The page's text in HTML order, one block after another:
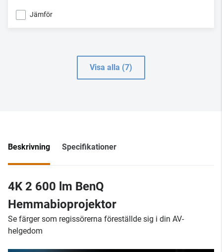
Jämför
Visa alla (7)
Beskrivning Specifikationer
4K 2 600 lm BenQ
Hemmabioprojektor
Se färger som regissörerna föreställde sig i din AV-
helgedom